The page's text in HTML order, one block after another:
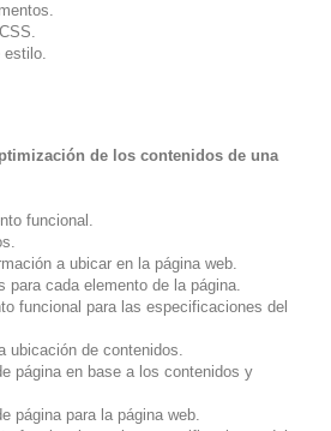
estilo.
de los contenidos de una
funcional.
a ubicar en la página web.
para cada elemento de la página.
funcional para las especificaciones del
ubicación de contenidos.
página en base a los contenidos y
página para la página web.